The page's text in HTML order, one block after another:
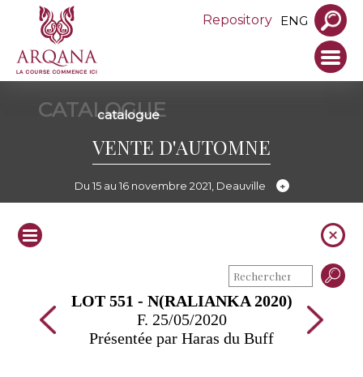
Repository ENG
CATALOGUE
catalogue
VENTE D'AUTOMNE
Du 15 au 16 novembre 2021, Deauville
LOT 551 - N(RALIANKA 2020)
F. 25/05/2020
Présentée par Haras du Buff